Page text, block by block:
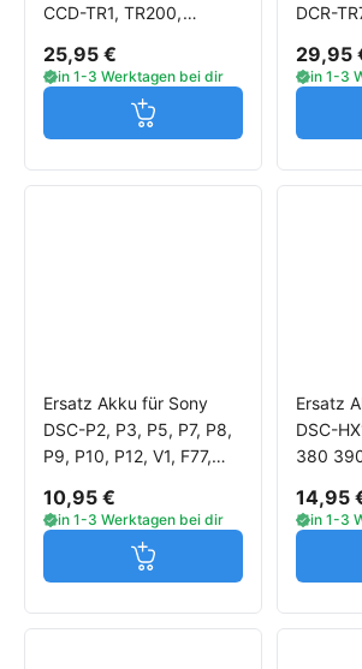
CCD-TR1, TR200,
VX2000, DSR-200
25,95 €
in 1-3 Werktagen bei dir
Jetzt in den Warenkorb
DCR-
CD100,
29,95
in 1-3
Ersatz Akku für Sony
DSC-P2, P3, P5, P7, P8,
P9, P10, P12, V1, F77,
Kamera
10,95 €
in 1-3 Werktagen bei dir
Jetzt in den Warenkorb
Ersatz
DSC-
380
HC20,
14,95
in 1-3